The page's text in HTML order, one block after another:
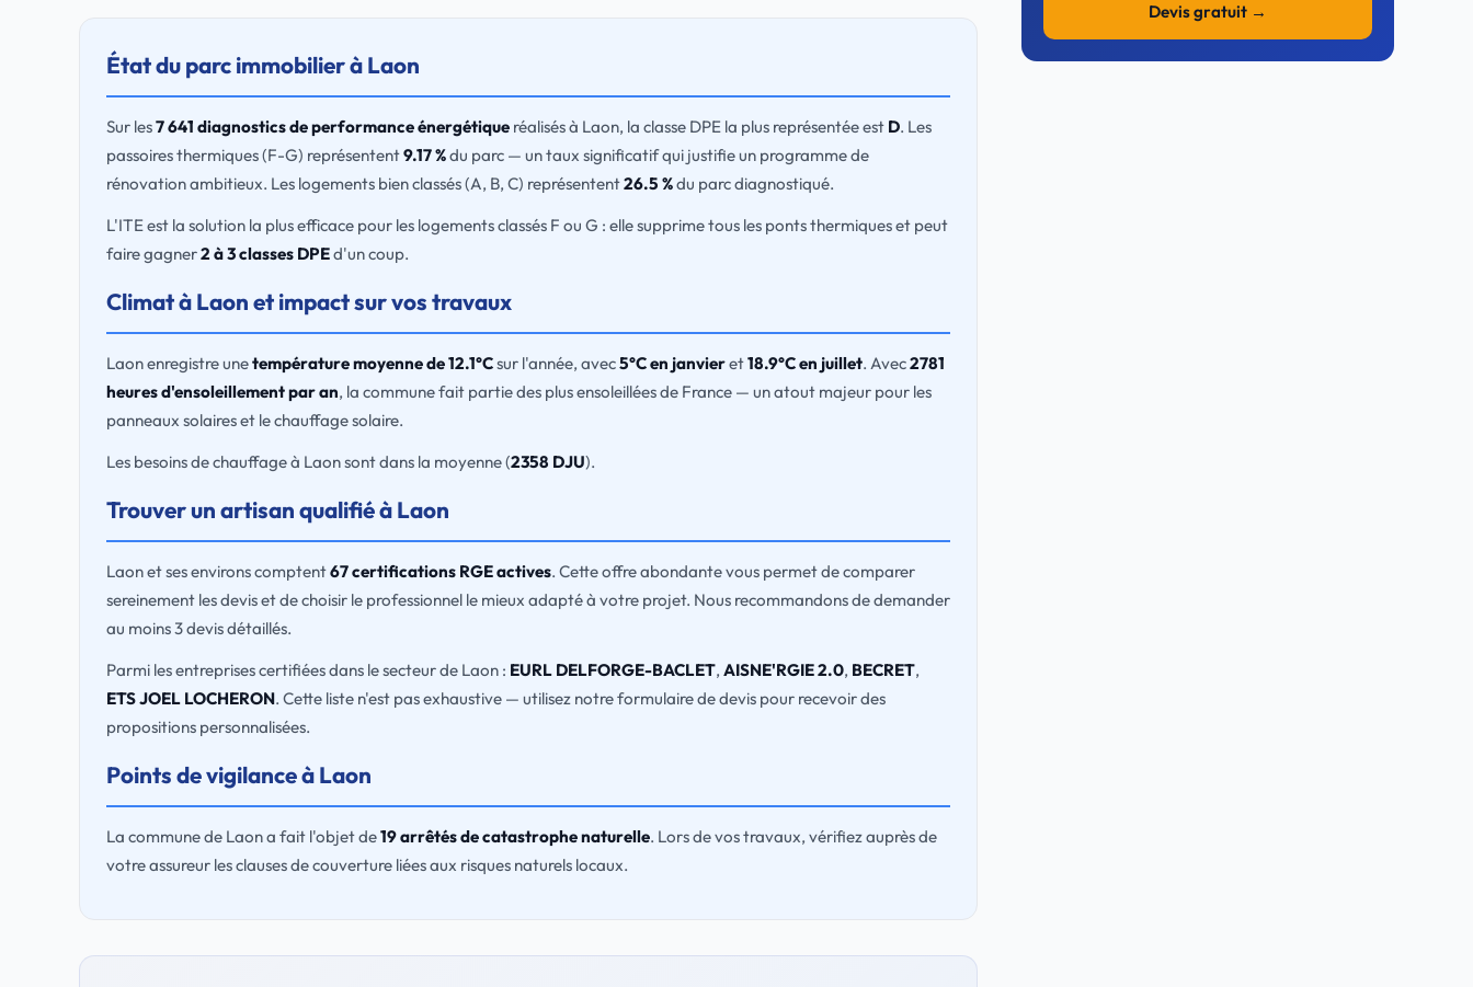
État du parc immobilier à Laon
Sur les7 641 diagnostics de performance énergétique réalisés à Laon, la classe DPE la plus représentée est D. Les
passoires thermiques (F-G) représentent9.17 %du parc — un taux significatif qui justifie un programme de
rénovation ambitieux. Les logements bien classés (A, B, C) représentent26.5 %du parc diagnostiqué.
L'ITE est la solution la plus efficace pour les logements classés F ou G : elle supprime tous les ponts thermiques et peut
faire gagner2 à 3 classes DPEd'un coup.
Climat à Laon et impact sur vos travaux
Laon enregistre unetempérature moyenne de 12.1°Csur l'année, avec5°C en janvieret18.9°C en juillet. Avec2781
heures d'ensoleillement par an, la commune fait partie des plus ensoleillées de France — un atout majeur pour les
panneaux solaires et le chauffage solaire.
Les besoins de chauffage à Laon sont dans la moyenne (2358 DJU).
Trouver un artisan qualifié à Laon
Laon et ses environs comptent67 certifications RGE actives. Cette offre abondante vous permet de comparer
sereinement les devis et de choisir le professionnel le mieux adapté à votre projet. Nous recommandons de demander
au moins 3 devis détaillés.
Parmi les entreprises certifiées dans le secteur de Laon : EURL DELFORGE-BACLET, AISNE'RGIE 2.0, BECRET,
ETS JOEL LOCHERON. Cette liste n'est pas exhaustive — utilisez notre formulaire de devis pour recevoir des
propositions personnalisées.
Points de vigilance à Laon
La commune de Laon a fait l'objet de19 arrêtés de catastrophe naturelle. Lors de vos travaux, vérifiez auprès de
votre assureur les clauses de couverture liées aux risques naturels locaux.
Devis gratuit →